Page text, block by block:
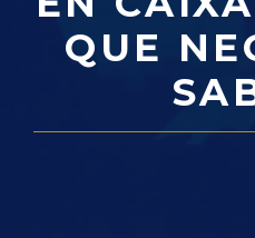
QUE